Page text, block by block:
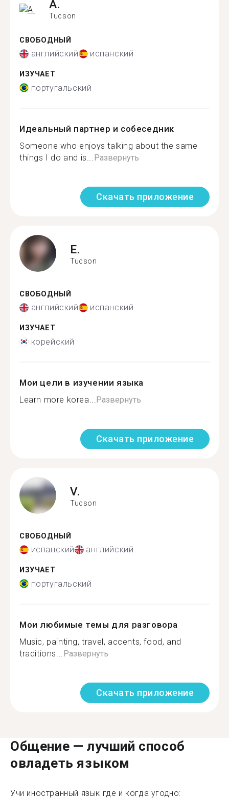
A.
Tucson
СВОБОДНЫЙ
английский испанский
ИЗУЧАЕТ
португальский
Идеальный партнер и собеседник
Someone who enjoys talking about the same
things I do and is... Развернуть
Скачать приложение
E.
Tucson
СВОБОДНЫЙ
английский испанский
ИЗУЧАЕТ
корейский
Мои цели в изучении языка
Learn more korea... Развернуть
Скачать приложение
V.
Tucson
СВОБОДНЫЙ
испанский английский
ИЗУЧАЕТ
португальский
Мои любимые темы для разговора
Music, painting, travel, accents, food, and
traditions... Развернуть
Скачать приложение
Общение — лучший способ
овладеть языком
Учи иностранный язык где и когда угодно: